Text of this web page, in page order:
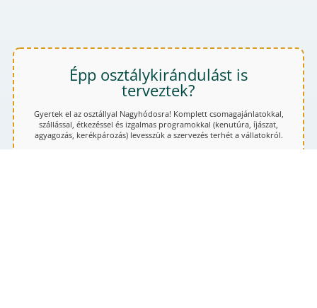
Épp osztálykirándulást is
terveztek?
Gyertek el az osztállyal Nagyhódosra! Komplett csomagajánlatokkal,
szállással, étkezéssel és izgalmas programokkal (kenutúra, íjászat,
agyagozás, kerékpározás) levesszük a szervezés terhét a vállatokról.